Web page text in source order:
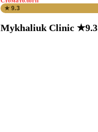
★ 9.3
Mykhaliuk Clinic ★9.3